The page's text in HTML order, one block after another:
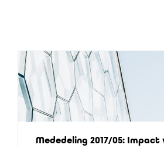
Mededeling 2017/05: Impact